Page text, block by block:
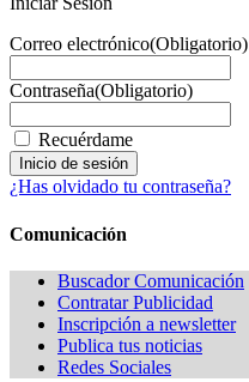
Correo electrónico(Obligatorio)
Contraseña(Obligatorio)
Recuérdame
¿Has olvidado tu contraseña?
Comunicación
Buscador Comunicación
Contratar Publicidad
Inscripción a newsletter
Publica tus noticias
Redes Sociales